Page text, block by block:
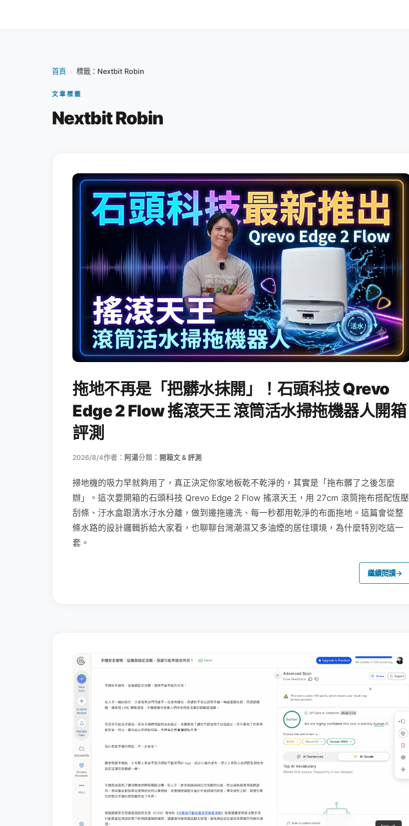
首頁 › 標籤：Nextbit Robin
文章標籤
Nextbit Robin
拖地不再是「把髒水抹開」！石頭科技 Qrevo
Edge 2 Flow 搖滾天王 滾筒活水掃拖機器人開箱
評測
2026/8/4作者： 阿湯分類： 開箱文 & 評測
掃地機的吸力早就夠用了，真正決定你家地板乾不乾淨的，其實是「拖布髒了之後怎麼
辦」。這次要開箱的石頭科技 Qrevo Edge 2 Flow 搖滾天王，用 27cm 滾筒拖布搭配恆壓
刮條、汙水盒跟清水汙水分離，做到邊拖邊洗、每一秒都用乾淨的布面拖地。這篇會從整
條水路的設計邏輯拆給大家看，也聊聊台灣潮濕又多油煙的居住環境，為什麼特別吃這一
套。
繼續閱讀→